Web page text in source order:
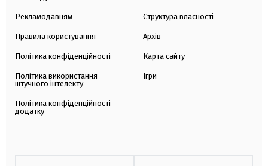
Рекламодавцям
Правила користування
Політика конфіденційності
Політика використання
штучного інтелекту
Політика конфіденційності
додатку
Структура власності
Архів
Карта сайту
Ігри